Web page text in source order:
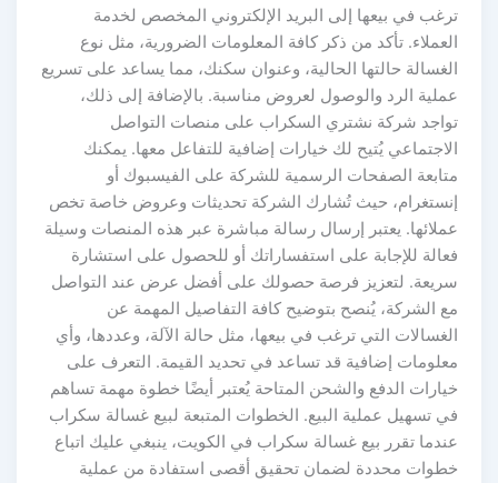
ترغب في بيعها إلى البريد الإلكتروني المخصص لخدمة
العملاء. تأكد من ذكر كافة المعلومات الضرورية، مثل نوع
الغسالة حالتها الحالية، وعنوان سكنك، مما يساعد على تسريع
عملية الرد والوصول لعروض مناسبة. بالإضافة إلى ذلك،
تواجد شركة نشتري السكراب على منصات التواصل
الاجتماعي يُتيح لك خيارات إضافية للتفاعل معها. يمكنك
متابعة الصفحات الرسمية للشركة على الفيسبوك أو
إنستغرام، حيث تُشارك الشركة تحديثات وعروض خاصة تخص
عملائها. يعتبر إرسال رسالة مباشرة عبر هذه المنصات وسيلة
فعالة للإجابة على استفساراتك أو للحصول على استشارة
سريعة. لتعزيز فرصة حصولك على أفضل عرض عند التواصل
مع الشركة، يُنصح بتوضيح كافة التفاصيل المهمة عن
الغسالات التي ترغب في بيعها، مثل حالة الآلة، وعددها، وأي
معلومات إضافية قد تساعد في تحديد القيمة. التعرف على
خيارات الدفع والشحن المتاحة يُعتبر أيضًا خطوة مهمة تساهم
في تسهيل عملية البيع. الخطوات المتبعة لبيع غسالة سكراب
عندما تقرر بيع غسالة سكراب في الكويت، ينبغي عليك اتباع
خطوات محددة لضمان تحقيق أقصى استفادة من عملية